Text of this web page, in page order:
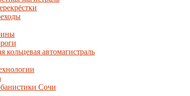
кольцевая автомагистраль
Сочи